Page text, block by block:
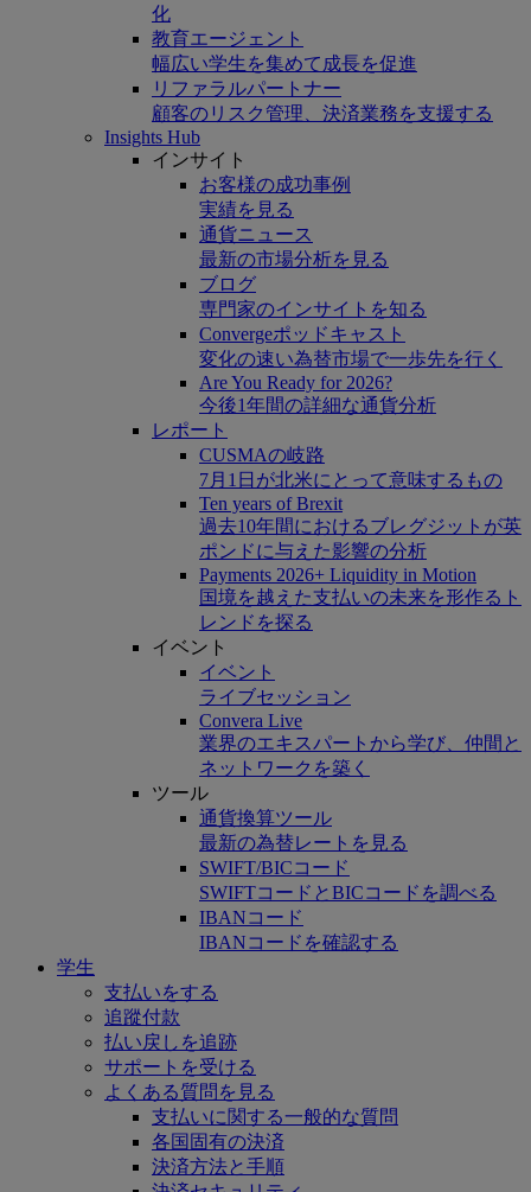
化
教育エージェント
幅広い学生を集めて成長を促進
リファラルパートナー
顧客のリスク管理、決済業務を支援する
Insights Hub
インサイト
お客様の成功事例
実績を見る
通貨ニュース
最新の市場分析を見る
ブログ
専門家のインサイトを知る
Convergeポッドキャスト
変化の速い為替市場で一歩先を行く
Are You Ready for 2026?
今後1年間の詳細な通貨分析
レポート
CUSMAの岐路
7月1日が北米にとって意味するもの
Ten years of Brexit
過去10年間におけるブレグジットが英
ポンドに与えた影響の分析
Payments 2026+ Liquidity in Motion
国境を越えた支払いの未来を形作るト
レンドを探る
イベント
イベント
ライブセッション
Convera Live
業界のエキスパートから学び、仲間と
ネットワークを築く
ツール
通貨換算ツール
最新の為替レートを見る
SWIFT/BICコード
SWIFTコードとBICコードを調べる
IBANコード
IBANコードを確認する
学生
支払いをする
追蹤付款
払い戻しを追跡
サポートを受ける
よくある質問を見る
支払いに関する一般的な質問
各国固有の決済
決済方法と手順